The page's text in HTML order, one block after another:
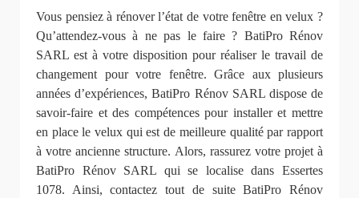
Vous pensiez à rénover l’état de votre fenêtre en velux ?
Qu’attendez-vous à ne pas le faire ? BatiPro Rénov
SARL est à votre disposition pour réaliser le travail de
changement pour votre fenêtre. Grâce aux plusieurs
années d’expériences, BatiPro Rénov SARL dispose de
savoir-faire et des compétences pour installer et mettre
en place le velux qui est de meilleure qualité par rapport
à votre ancienne structure. Alors, rassurez votre projet à
BatiPro Rénov SARL qui se localise dans Essertes
1078. Ainsi, contactez tout de suite BatiPro Rénov